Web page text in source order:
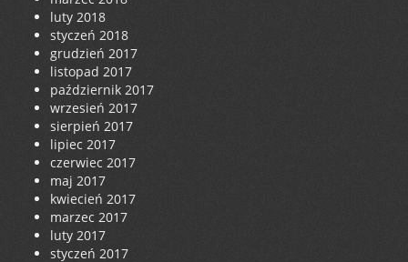
luty 2018
styczeń 2018
grudzień 2017
listopad 2017
październik 2017
wrzesień 2017
sierpień 2017
lipiec 2017
czerwiec 2017
maj 2017
kwiecień 2017
marzec 2017
luty 2017
styczeń 2017